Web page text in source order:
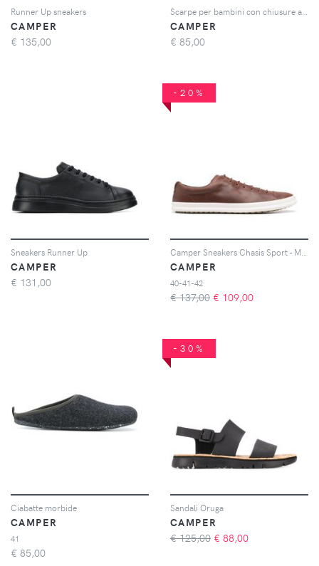
Runner Up sneakers
CAMPER
€ 135,00
CAMPER
€ 85,00
Sneakers Runner Up
CAMPER
€ 131,00
-20%
CAMPER
40-41-42
€ 137,00 € 109,00
Ciabatte morbide
CAMPER
41
€ 85,00
-30%
Sandali Oruga
CAMPER
€ 125,00 € 88,00